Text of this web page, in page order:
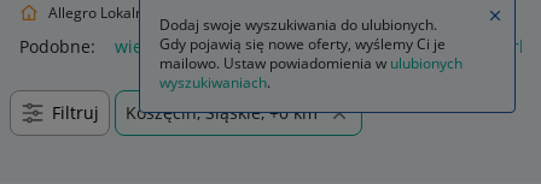
Allegro Lokalnie
Podobne: wiertarki stojak do wiertarki uchwyt do wiertarki
Filtruj Koszęcin, Śląskie, +0 km
Dodaj swoje wyszukiwania do ulubionych.
Gdy pojawią się nowe oferty, wyślemy Ci je
mailowo. Ustaw powiadomienia w ulubionych
wyszukiwaniach.